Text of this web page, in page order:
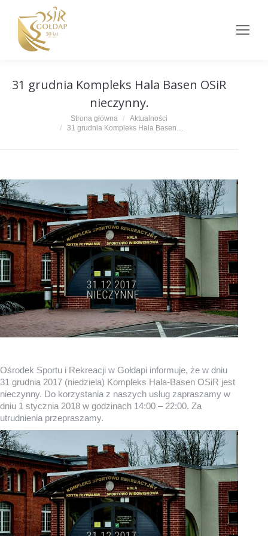
31 grudnia Kompleks Hala Basen OSiR
nieczynny.
Strona główna
Aktualności
31 grudnia Kompleks Hala Basen…
Ośrodek Sportu i Rekreacji w Gołdapi informuje, że w dniu
31 grudnia 2017 (niedziela) Kompleks Hala-Basen OSiR jest
nieczynny. Do korzystania z naszych usług zapraszamy w
dniu 1 stycznia 2018 w godzinach 14:00 – 22:00. Za
utrudnienia przepraszamy.